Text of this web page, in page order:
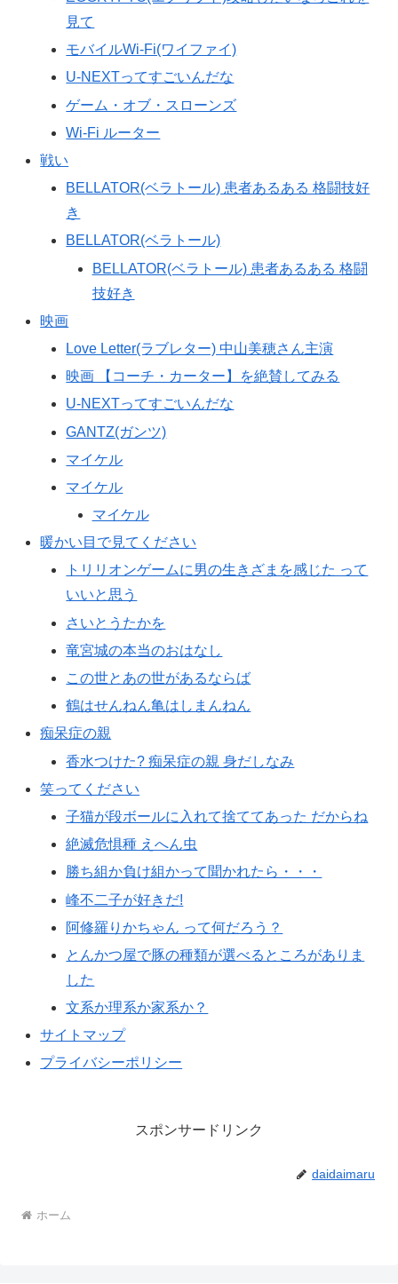
見て
モバイルWi-Fi(ワイファイ)
U-NEXTってすごいんだな
ゲーム・オブ・スローンズ
Wi-Fi ルーター
戦い
BELLATOR(ベラトール) 患者あるある 格闘技好
き
BELLATOR(ベラトール)
BELLATOR(ベラトール) 患者あるある 格闘
技好き
映画
Love Letter(ラブレター) 中山美穂さん主演
映画 【コーチ・カーター】を絶賛してみる
U-NEXTってすごいんだな
GANTZ(ガンツ)
マイケル
マイケル
マイケル
暖かい目で見てください
トリリオンゲームに男の生きざまを感じた って
いいと思う
さいとうたかを
竜宮城の本当のおはなし
この世とあの世があるならば
鶴はせんねん亀はしまんねん
痴呆症の親
香水つけた? 痴呆症の親 身だしなみ
笑ってください
子猫が段ボールに入れて捨ててあった だからね
絶滅危惧種 えへん虫
勝ち組か負け組かって聞かれたら・・・
峰不二子が好きだ!
阿修羅りかちゃん って何だろう？
とんかつ屋で豚の種類が選べるところがありま
した
文系か理系か家系か？
サイトマップ
プライバシーポリシー
スポンサードリンク
daidaimaru
ホーム